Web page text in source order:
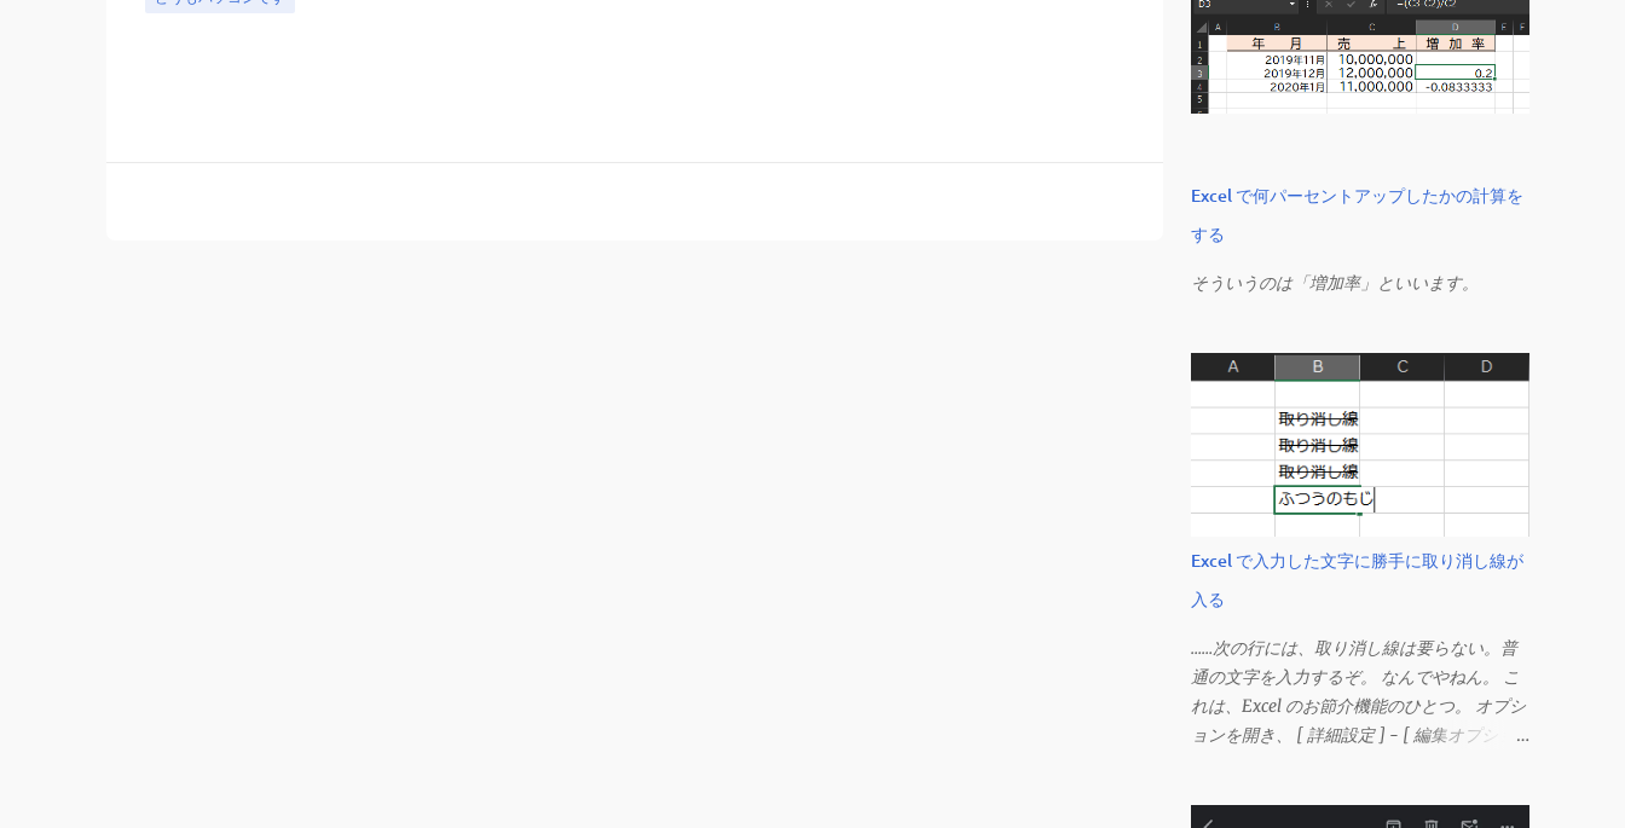
Excel で何パーセントアップしたかの計算を
する
そういうのは「増加率」といいます。
Excel で入力した文字に勝手に取り消し線が
入る
……次の行には、取り消し線は要らない。普
通の文字を入力するぞ。 なんでやねん。 こ
れは、Excel のお節介機能のひとつ。 オプシ
ョンを開き、 [ 詳細設定 ] - [ 編集オプショ
能は、同じ形式（この場合は取り消し線）が